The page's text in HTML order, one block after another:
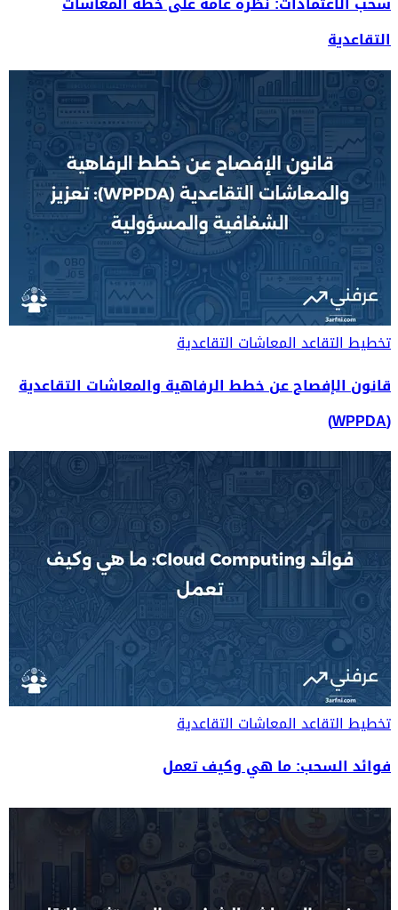
التقاعدية
تخطيط التقاعدالمعاشات التقاعدية
قانون الإفصاح عن خطط الرفاهية والمعاشات التقاعدية
(WPPDA)
تخطيط التقاعدالمعاشات التقاعدية
فوائد السحب: ما هي وكيف تعمل